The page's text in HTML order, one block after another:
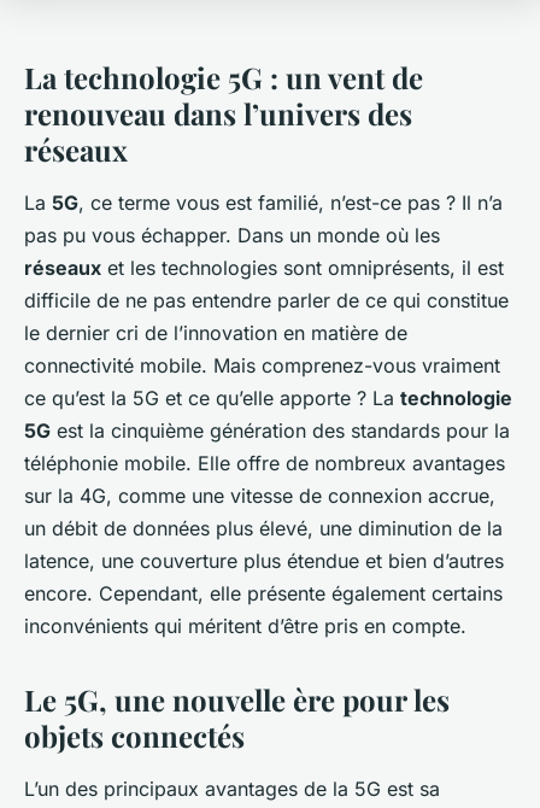
La technologie 5G : un vent de
renouveau dans l’univers des
réseaux
La 5G, ce terme vous est familié, n’est-ce pas ? Il n’a
pas pu vous échapper. Dans un monde où les
réseaux et les technologies sont omniprésents, il est
difficile de ne pas entendre parler de ce qui constitue
le dernier cri de l’innovation en matière de
connectivité mobile. Mais comprenez-vous vraiment
ce qu’est la 5G et ce qu’elle apporte ? La technologie
5G est la cinquième génération des standards pour la
téléphonie mobile. Elle offre de nombreux avantages
sur la 4G, comme une vitesse de connexion accrue,
un débit de données plus élevé, une diminution de la
latence, une couverture plus étendue et bien d’autres
encore. Cependant, elle présente également certains
inconvénients qui méritent d’être pris en compte.
Le 5G, une nouvelle ère pour les
objets connectés
L’un des principaux avantages de la 5G est sa